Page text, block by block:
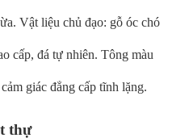
Vật liệu chủ đạo: gỗ óc chó
cấp, đá tự nhiên. Tông màu
giác đẳng cấp tĩnh lặng.
thự